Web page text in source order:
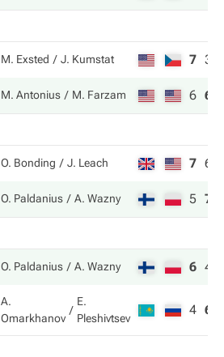
M. Exsted J. Kumstat 7 3
M. Antonius M. Farzam 6 6
O. Bonding J. Leach 7 6
O. Paldanius A. Wazny 5 7
O. Paldanius A. Wazny 6 4
A.
Omarkhanov
E.
Pleshivtsev
4 6